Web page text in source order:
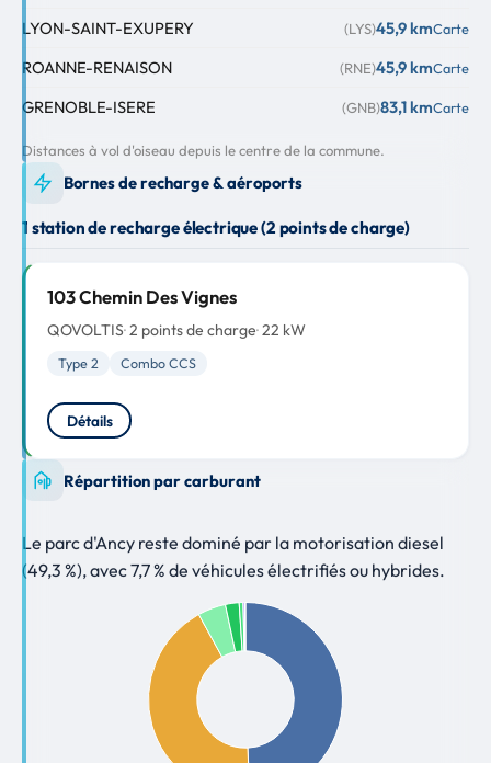
LYON-SAINT-EXUPERY (LYS)45,9 kmCarte
ROANNE-RENAISON (RNE)45,9 kmCarte
GRENOBLE-ISERE (GNB)83,1 kmCarte
Distances à vol d'oiseau depuis le centre de la commune.
Bornes de recharge & aéroports
1 station de recharge électrique (2 points de charge)
103 Chemin Des Vignes
QOVOLTIS 2 points de charge 22 kW
Type 2 Combo CCS
Détails
Répartition par carburant
Le parc d'Ancy reste dominé par la motorisation diesel
(49,3 %), avec 7,7 % de véhicules électrifiés ou hybrides.